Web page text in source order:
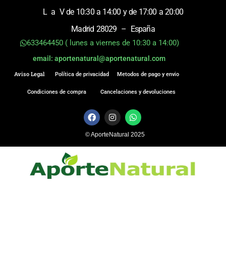
L a V de 10:30 a 14:00 y de 17:00 a 20:00
Madrid 28029 – España
633464450 ( lunes a viernes de 10:30 a 14:00)
email: aportenatural@aportenatural.com
Aviso Legal Política de privacidad
Condiciones de compra
Metodos de pago y envio
Cancelaciones y devoluciones
F
a
e
b
o
k
I
n
t
a
r
a
m
W
h
t
s
p
© AporteNatural 2025